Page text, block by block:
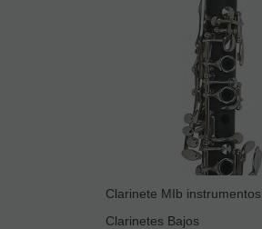
Clarinete MIb instrumentos
Clarinetes Bajos